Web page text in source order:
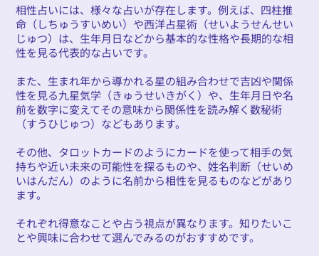
相性占いには、様々な占いが存在します。例えば、四柱推
命（しちゅうすいめい）や西洋占星術（せいようせんせい
じゅつ）は、生年月日などから基本的な性格や長期的な相
性を見る代表的な占いです。
また、生まれ年から導かれる星の組み合わせで吉凶や関係
性を見る九星気学（きゅうせいきがく）や、生年月日や名
前を数字に変えてその意味から関係性を読み解く数秘術
（すうひじゅつ）などもあります。
その他、タロットカードのようにカードを使って相手の気
持ちや近い未来の可能性を探るものや、姓名判断（せいめ
いはんだん）のように名前から相性を見るものなどがあり
ます。
それぞれ得意なことや占う視点が異なります。知りたいこ
とや興味に合わせて選んでみるのがおすすめです。